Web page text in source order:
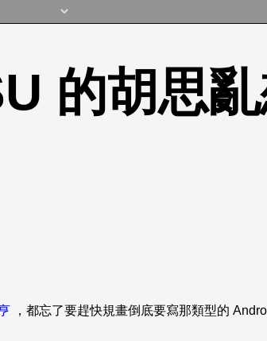
的胡思
，都忘了要趕快規畫倒底要寫那類型的